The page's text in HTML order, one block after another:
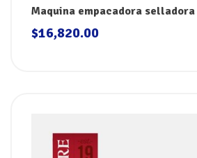
Maquina empacadora
370W 110V Selladora Dokin
$16,820.00